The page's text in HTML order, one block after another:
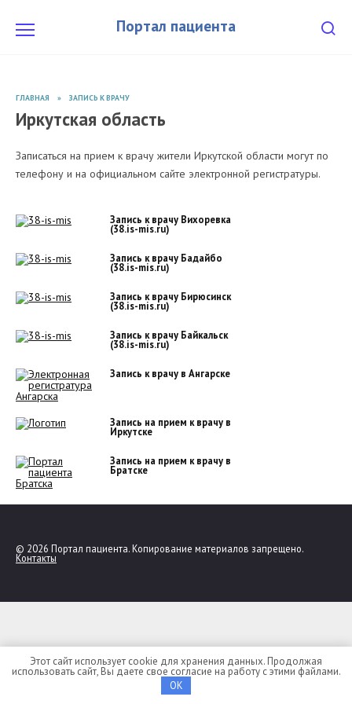
содержанию Портал пациента
ГЛАВНАЯ » ЗАПИСЬ К ВРАЧУ
Иркутская область
Записаться на прием к врачу жители Иркутской области могут по
телефону и на официальном сайте электронной регистратуры.
Запись к врачу Вихоревка
(38.is-mis.ru)
Запись к врачу Бадайбо
(38.is-mis.ru)
Запись к врачу Бирюсинск
(38.is-mis.ru)
Запись к врачу Байкальск
(38.is-mis.ru)
Запись к врачу в Ангарске
Запись на прием к врачу в
Иркутске
Запись на прием к врачу в
Братске
© 2026 Портал пациента. Копирование материалов запрещено.
Контакты
Адыгея
Алтай
Алтайский край
Этот сайт использует cookie для хранения данных. Продолжая
использовать сайт, Вы даете свое согласие на работу с этими файлами.
OK